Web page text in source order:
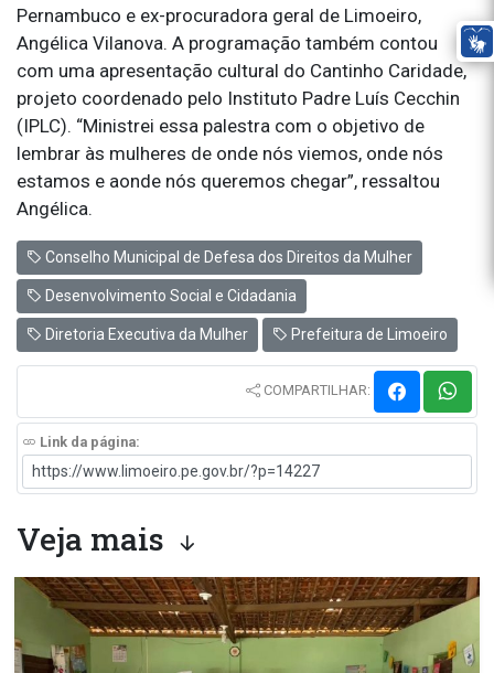
Pernambuco e ex-procuradora geral de Limoeiro,
Angélica Vilanova. A programação também contou
com uma apresentação cultural do Cantinho Caridade,
projeto coordenado pelo Instituto Padre Luís Cecchin
(IPLC). “Ministrei essa palestra com o objetivo de
lembrar às mulheres de onde nós viemos, onde nós
estamos e aonde nós queremos chegar”, ressaltou
Angélica.
Conselho Municipal de Defesa dos Direitos da Mulher
Desenvolvimento Social e Cidadania
Diretoria Executiva da Mulher Prefeitura de Limoeiro
COMPARTILHAR:
Link da página:
Veja mais